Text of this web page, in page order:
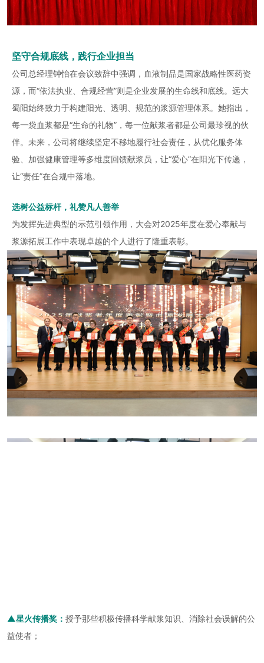
坚守合规底线，践行企业担当
公司总经理钟怡在会议致辞中强调，血液制品是国家战略性医药资
源，而“依法执业、合规经营”则是企业发展的生命线和底线。远大
蜀阳始终致力于构建阳光、透明、规范的浆源管理体系。她指出，
每一袋血浆都是“生命的礼物”，每一位献浆者都是公司最珍视的伙
伴。未来，公司将继续坚定不移地履行社会责任，从优化服务体
验、加强健康管理等多维度回馈献浆员，让“爱心”在阳光下传递，
让“责任”在合规中落地。
选树公益标杆，礼赞凡人善举
为发挥先进典型的示范引领作用，大会对2025年度在爱心奉献与
浆源拓展工作中表现卓越的个人进行了隆重表彰。
▲星火传播奖： 授予那些积极传播科学献浆知识、消除社会误解的公
益使者；